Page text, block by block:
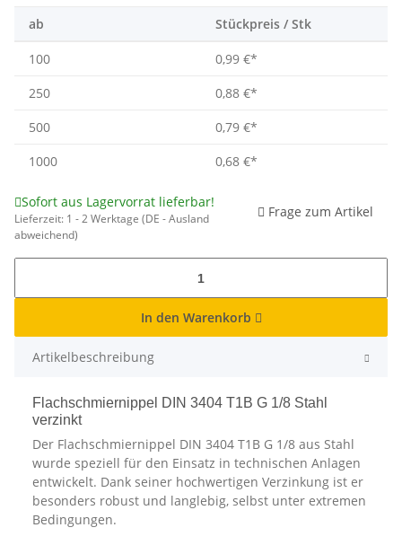
ab Stückpreis / Stk
100 0,99 €*
250
0,88 €*
500
0,79 €*
1000
0,68 €*
Sofort aus Lagervorrat lieferbar!
Lieferzeit: 1 - 2 Werktage (DE - Ausland
abweichend)
Frage zum Artikel
In den Warenkorb
Artikelbeschreibung
Flachschmiernippel DIN 3404 T1B G 1/8 Stahl
verzinkt
Der Flachschmiernippel DIN 3404 T1B G 1/8 aus Stahl
wurde speziell für den Einsatz in technischen Anlagen
entwickelt. Dank seiner hochwertigen Verzinkung ist er
besonders robust und langlebig, selbst unter extremen
Bedingungen.